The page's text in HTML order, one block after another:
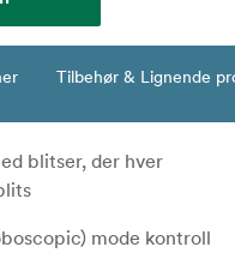
Tilbehør & Lignende
blitser, der hver
mode kontroll